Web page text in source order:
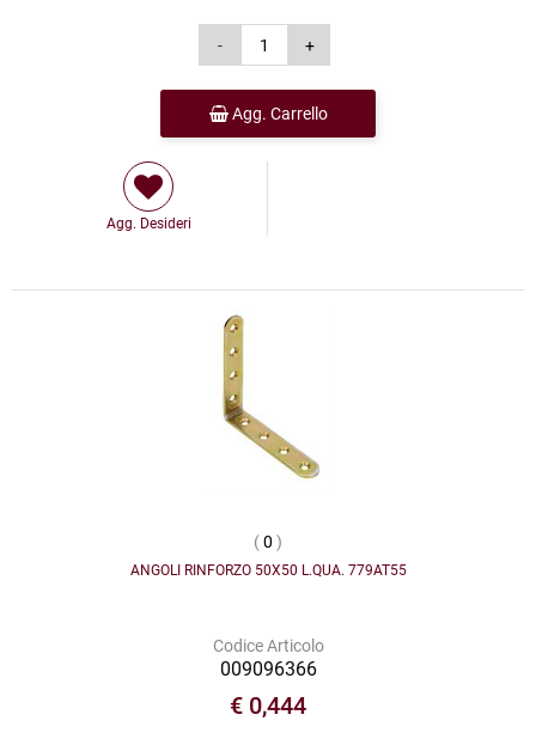
Agg. Carrello
Agg. Desideri
(0 )
ANGOLI RINFORZO 50X50 L.QUA. 779AT55
Codice Articolo
009096366
€ 0,444